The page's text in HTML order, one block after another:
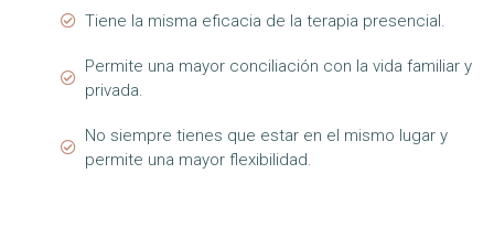
Tiene la misma eficacia de la terapia presencial.
Permite una mayor conciliación con la vida familiar y
privada.
No siempre tienes que estar en el mismo lugar y
permite una mayor flexibilidad.